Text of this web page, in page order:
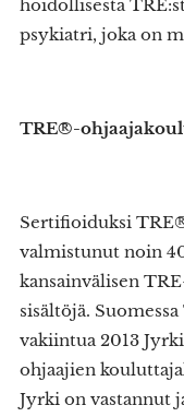
hoidollisesta
psykiatri, joka on
TRE®-
Sertifioiduksi
valmistunut noin
kansainvälisen
sisältöjä.
vakiintua 2013
ohjaajien
Jyrki on vastannut